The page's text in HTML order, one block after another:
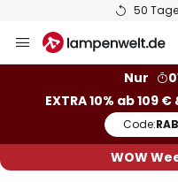
50
Inhalt
Nur
EXTRA 10% ab 109 €
Code:
WOW